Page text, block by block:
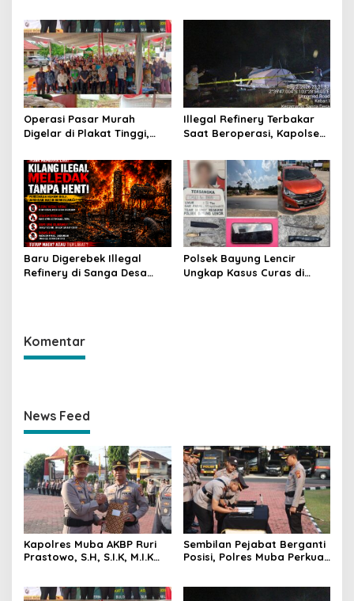
kepada 64 Personel
Berprestasi
Presisi
Operasi Pasar Murah
Digelar di Plakat Tinggi,
Subsidi untuk Ringankan
Beban Warga
Illegal Refinery Terbakar
Saat Beroperasi, Kapolsek
Penindakan dan
Pencegahan Terus
Dilakukan
Baru Digerebek Illegal
Refinery di Sanga Desa
Polsek Bayung Lencir
Ungkap Kasus Curas di
Komentar
News Feed
Kapolres Muba AKBP Ruri
Prastowo, S.H, S.I.K, M.I.K
Berprestasi
Sembilan Pejabat Berganti
Posisi, Polres Muba Perkuat